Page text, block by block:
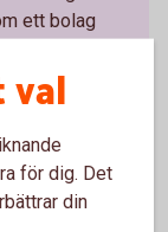
ett bolag
Det är
val
för dig. Det
din